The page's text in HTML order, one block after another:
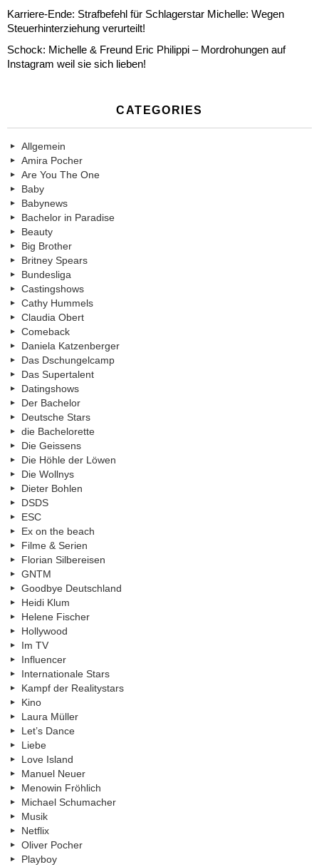
Karriere-Ende: Strafbefehl für Schlagerstar Michelle: Wegen
Steuerhinterziehung verurteilt!
Schock: Michelle & Freund Eric Philippi – Mordrohungen auf
Instagram weil sie sich lieben!
CATEGORIES
Allgemein
Amira Pocher
Are You The One
Baby
Babynews
Bachelor in Paradise
Beauty
Big Brother
Britney Spears
Bundesliga
Castingshows
Cathy Hummels
Claudia Obert
Comeback
Daniela Katzenberger
Das Dschungelcamp
Das Supertalent
Datingshows
Der Bachelor
Deutsche Stars
die Bachelorette
Die Geissens
Die Höhle der Löwen
Die Wollnys
Dieter Bohlen
DSDS
ESC
Ex on the beach
Filme & Serien
Florian Silbereisen
GNTM
Goodbye Deutschland
Heidi Klum
Helene Fischer
Hollywood
Im TV
Influencer
Internationale Stars
Kampf der Realitystars
Kino
Laura Müller
Let’s Dance
Liebe
Love Island
Manuel Neuer
Menowin Fröhlich
Michael Schumacher
Musik
Netflix
Oliver Pocher
Playboy